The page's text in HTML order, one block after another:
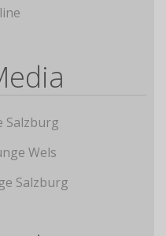
Salzburg
Wels
Salzburg